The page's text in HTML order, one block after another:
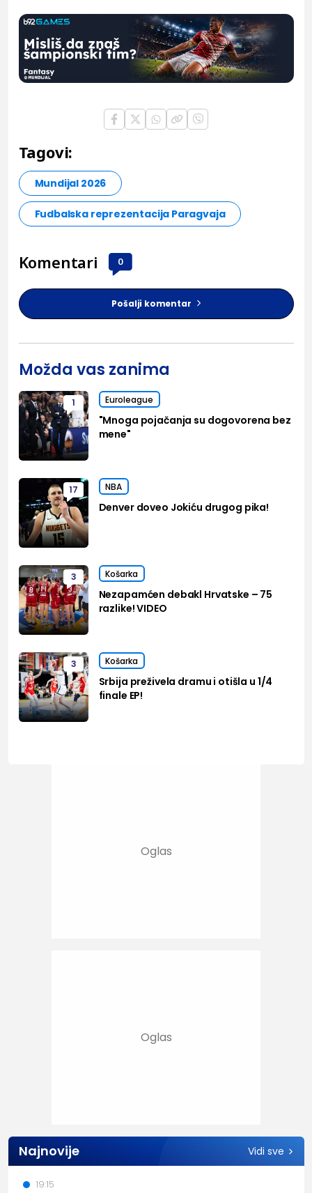
Tagovi:
Mundijal 2026
Fudbalska reprezentacija Paragvaja
Komentari 0
Pošalji komentar
Možda vas zanima
1 Euroleague
"Mnoga pojačanja su dogovorena bez
mene"
17 NBA
Denver doveo Jokiću drugog pika!
3 Košarka
Nezapamćen debakl Hrvatske – 75
razlike! VIDEO
3 Košarka
Srbija preživela dramu i otišla u 1/4
finale EP!
Najnovije Vidi sve
19:15